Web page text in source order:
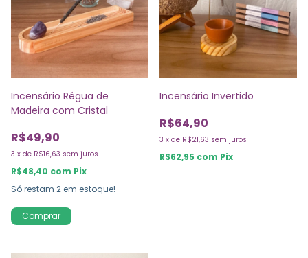
Incensário Régua de
Madeira com Cristal
R$49,90
3 x de R$16,63 sem juros
R$48,40 com Pix
Só restam 2 em estoque!
Comprar
Incensário Invertido
R$64,90
3 x de R$21,63 sem juros
R$62,95 com Pix